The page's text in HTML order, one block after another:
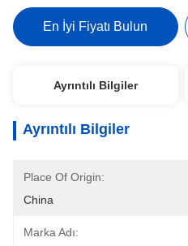
En İyi Fiyatı Bulun
Ayrıntılı Bilgiler
Ayrıntılı Bilgiler
Place Of Origin:
China
Marka Adı: